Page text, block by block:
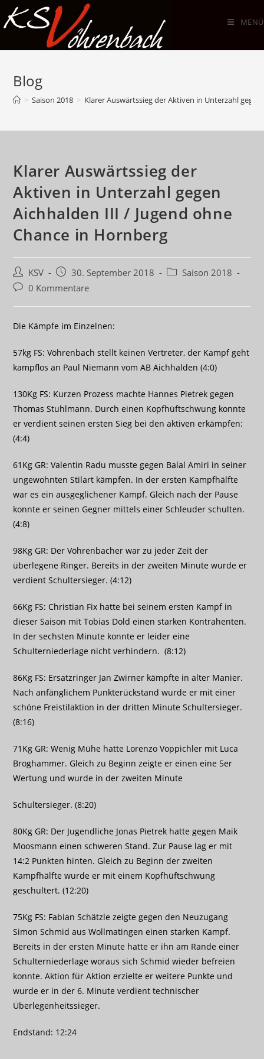
Zum
Inhalt
MENÜ
Blog
> Saison 2018 > Klarer Auswärtssieg der Aktiven in Unterzahl
Klarer Auswärtssieg der
Aktiven in Unterzahl gegen
Aichhalden III / Jugend ohne
Chance in Hornberg
Beitrags-
Autor:
KSV
Beitrag
veröffentlicht:
30. September 2018
Beitrags-
Saison 2018
Beitrags-
0 Kommentare
Die Kämpfe im Einzelnen:
57kg FS: Vöhrenbach stellt keinen Vertreter, der Kampf geht
kampflos an Paul Niemann vom AB Aichhalden (4:0)
130Kg FS: Kurzen Prozess machte Hannes Pietrek gegen
Thomas Stuhlmann. Durch einen Kopfhüftschwung konnte
er verdient seinen ersten Sieg bei den aktiven erkämpfen:
(4:4)
61Kg GR: Valentin Radu musste gegen Balal Amiri in seiner
ungewohnten Stilart kämpfen. In der ersten Kampfhälfte
war es ein ausgeglichener Kampf. Gleich nach der Pause
konnte er seinen Gegner mittels einer Schleuder schulten.
(4:8)
98Kg GR: Der Vöhrenbacher war zu jeder Zeit der
überlegene Ringer. Bereits in der zweiten Minute wurde er
verdient Schultersieger. (4:12)
66Kg FS: Christian Fix hatte bei seinem ersten Kampf in
dieser Saison mit Tobias Dold einen starken Kontrahenten.
In der sechsten Minute konnte er leider eine
Schulterniederlage nicht verhindern. (8:12)
86Kg FS: Ersatzringer Jan Zwirner kämpfte in alter Manier.
Nach anfänglichem Punkterückstand wurde er mit einer
schöne Freistilaktion in der dritten Minute Schultersieger.
(8:16)
71Kg GR: Wenig Mühe hatte Lorenzo Voppichler mit Luca
Broghammer. Gleich zu Beginn zeigte er einen eine 5er
Wertung und wurde in der zweiten Minute
Schultersieger. (8:20)
80Kg GR: Der Jugendliche Jonas Pietrek hatte gegen Maik
Moosmann einen schweren Stand. Zur Pause lag er mit
14:2 Punkten hinten. Gleich zu Beginn der zweiten
Kampfhälfte wurde er mit einem Kopfhüftschwung
geschultert. (12:20)
75Kg FS: Fabian Schätzle zeigte gegen den Neuzugang
Simon Schmid aus Wollmatingen einen starken Kampf.
Bereits in der ersten Minute hatte er ihn am Rande einer
Schulterniederlage woraus sich Schmid wieder befreien
konnte. Aktion für Aktion erzielte er weitere Punkte und
wurde er in der 6. Minute verdient technischer
Überlegenheitssieger.
Endstand: 12:24